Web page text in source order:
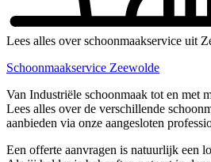
Lees alles over schoonmaakservice uit
Schoonmaakservice Zeewolde
Van Industriële schoonmaak tot en met
Lees alles over de verschillende
aanbieden via onze aangesloten
Een offerte aanvragen is natuurlijk een